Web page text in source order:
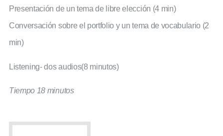
Presentación de un tema de libre elección (4 min)
Conversación sobre el portfolio y un tema de vocabulario (2
min)
Listening- dos audios(8 minutos)
Tiempo 18 minutos